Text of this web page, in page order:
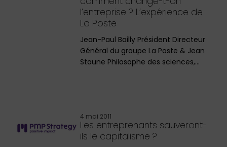
l’entreprise ? L’expérience de
La Poste
Jean-Paul Bailly Président Directeur
Général du groupe La Poste & Jean
Staune Philosophe des sciences,…
4 mai 2011
Les entreprenants sauveront-
ils le capitalisme ?